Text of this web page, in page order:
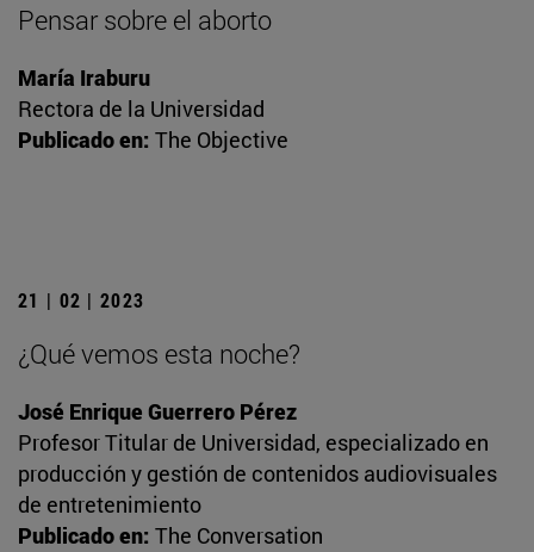
Pensar sobre el aborto
María Iraburu
Rectora de la Universidad
Publicado en: The Objective
21 | 02 | 2023
¿Qué vemos esta noche?
José Enrique Guerrero Pérez
Profesor Titular de Universidad, especializado en
producción y gestión de contenidos audiovisuales
de entretenimiento
Publicado en: The Conversation